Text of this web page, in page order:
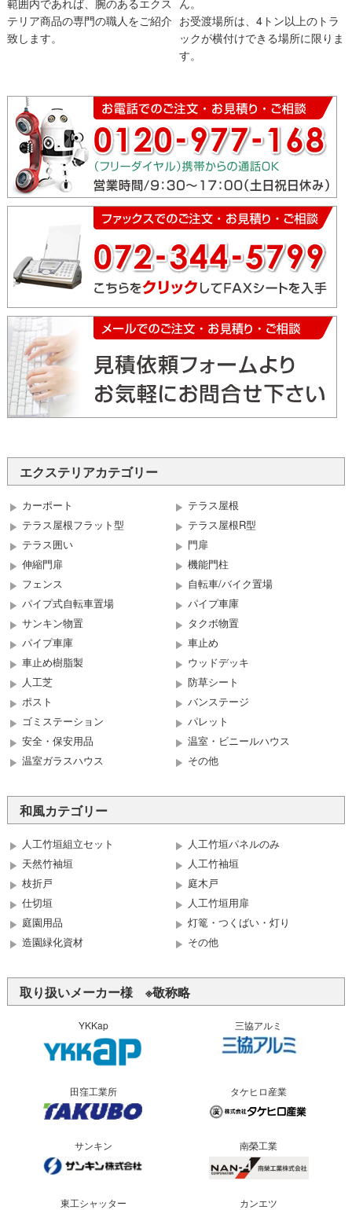
範囲内であれば、腕のあるエクス
テリア商品の専門の職人をご紹介
致します。
ん。
お受渡場所は、4トン以上のトラ
ックが横付けできる場所に限りま
す。
エクステリアカテゴリー
カーポート
テラス屋根
テラス屋根フラット型
テラス屋根R型
テラス囲い
門扉
伸縮門扉
機能門柱
フェンス
自転車/バイク置場
パイプ式自転車置場
パイプ車庫
サンキン物置
タクボ物置
パイプ車庫
車止め
車止め樹脂製
ウッドデッキ
人工芝
防草シート
ポスト
バンステージ
ゴミステーション
パレット
安全・保安用品
温室・ビニールハウス
温室ガラスハウス
その他
和風カテゴリー
人工竹垣組立セット
人工竹垣パネルのみ
天然竹袖垣
人工竹袖垣
枝折戸
庭木戸
仕切垣
人工竹垣用扉
庭園用品
灯篭・つくばい・灯り
造園緑化資材
その他
取り扱いメーカー様 ※敬称略
YKKap 三協アルミ
田窪工業所 タケヒロ産業
サンキン 南榮工業
東工シャッター カンエツ